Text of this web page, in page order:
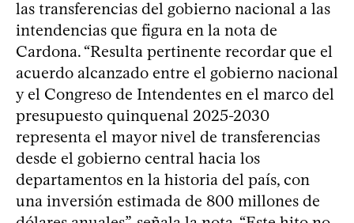
las transferencias del gobierno nacional a las
intendencias que figura en la nota de
Cardona. “Resulta pertinente recordar que el
acuerdo alcanzado entre el gobierno nacional
y el Congreso de Intendentes en el marco del
presupuesto quinquenal 2025-2030
representa el mayor nivel de transferencias
desde el gobierno central hacia los
departamentos en la historia del país, con
una inversión estimada de 800 millones de